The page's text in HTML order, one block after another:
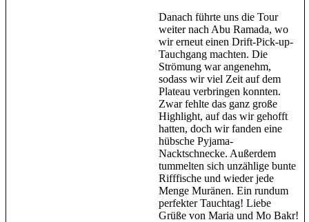
Danach führte uns die Tour
weiter nach Abu Ramada, wo
wir erneut einen Drift-Pick-up-
Tauchgang machten. Die
Strömung war angenehm,
sodass wir viel Zeit auf dem
Plateau verbringen konnten.
Zwar fehlte das ganz große
Highlight, auf das wir gehofft
hatten, doch wir fanden eine
hübsche Pyjama-
Nacktschnecke. Außerdem
tummelten sich unzählige bunte
Rifffische und wieder jede
Menge Muränen. Ein rundum
perfekter Tauchtag! Liebe
Grüße von Maria und Mo Bakr!